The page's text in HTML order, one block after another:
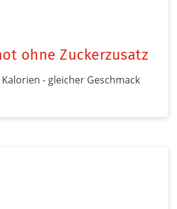
ohne Zuckerzusatz
- gleicher Geschmack